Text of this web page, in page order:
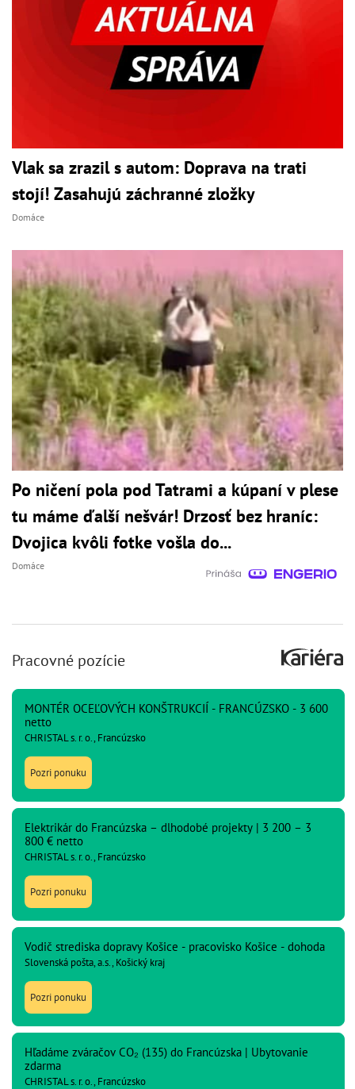
Vlak sa zrazil s autom: Doprava na trati
stojí! Zasahujú záchranné zložky
Domáce
Po ničení pola pod Tatrami a kúpaní v plese
tu máme ďalší nešvár! Drzosť bez hraníc:
Dvojica kvôli fotke vošla do...
Domáce
Pracovné pozície
MONTÉR OCEĽOVÝCH KONŠTRUKCIÍ - FRANCÚZSKO - 3 600
netto
CHRISTAL s. r. o., Francúzsko
Pozri ponuku
Elektrikár do Francúzska – dlhodobé projekty | 3 200 – 3
800 € netto
CHRISTAL s. r. o., Francúzsko
Pozri ponuku
Vodič strediska dopravy Košice - pracovisko Košice - dohoda
Slovenská pošta, a.s., Košický kraj
Pozri ponuku
Hľadáme zváračov CO₂ (135) do Francúzska | Ubytovanie
zdarma
CHRISTAL s. r. o., Francúzsko